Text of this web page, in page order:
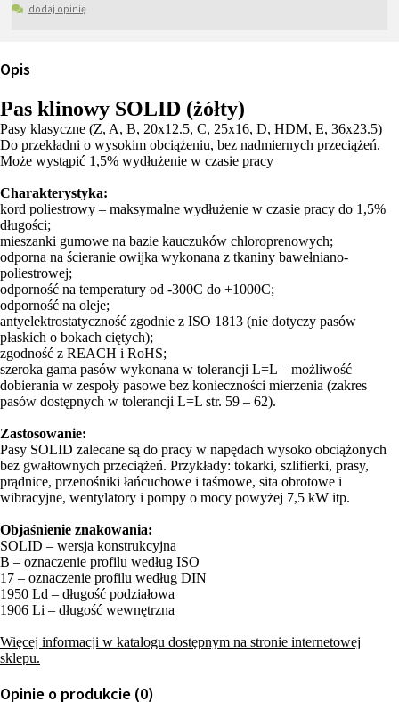
dodaj opinię
Opis
Pas klinowy SOLID (żółty)
Pasy klasyczne (Z, A, B, 20x12.5, C, 25x16, D, HDM, E, 36x23.5)
Do przekładni o wysokim obciążeniu, bez nadmiernych przeciążeń.
Może wystąpić 1,5% wydłużenie w czasie pracy
Charakterystyka:
kord poliestrowy – maksymalne wydłużenie w czasie pracy do 1,5%
długości;
mieszanki gumowe na bazie kauczuków chloroprenowych;
odporna na ścieranie owijka wykonana z tkaniny bawełniano-
poliestrowej;
odporność na temperatury od -300C do +1000C;
odporność na oleje;
antyelektrostatyczność zgodnie z ISO 1813 (nie dotyczy pasów
płaskich o bokach ciętych);
zgodność z REACH i RoHS;
szeroka gama pasów wykonana w tolerancji L=L – możliwość
dobierania w zespoły pasowe bez konieczności mierzenia (zakres
pasów dostępnych w tolerancji L=L str. 59 – 62).
Zastosowanie:
Pasy SOLID zalecane są do pracy w napędach wysoko obciążonych
bez gwałtownych przeciążeń. Przykłady: tokarki, szlifierki, prasy,
prądnice, przenośniki łańcuchowe i taśmowe, sita obrotowe i
wibracyjne, wentylatory i pompy o mocy powyżej 7,5 kW itp.
Objaśnienie znakowania:
SOLID – wersja konstrukcyjna
B – oznaczenie profilu według ISO
17 – oznaczenie profilu według DIN
1950 Ld – długość podziałowa
1906 Li – długość wewnętrzna
Więcej informacji w katalogu dostępnym na stronie internetowej
sklepu.
Opinie o produkcie (0)